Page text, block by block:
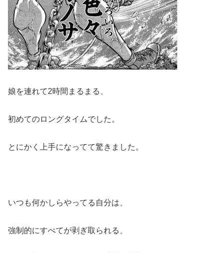
娘を連れて2時間まるまる、
初めてのロングタイムでした。
とにかく上手になってて驚きました。
いつも何かしらやってる自分は、
強制的にすべてが剥ぎ取られる、